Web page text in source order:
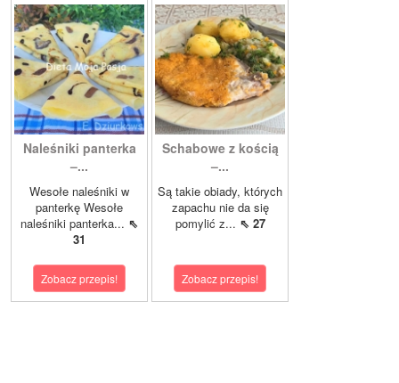
Naleśniki panterka
–...
Wesołe naleśniki w
panterkę Wesołe
naleśniki panterka... ⇖
31
Zobacz przepis!
Schabowe z kością
–...
Są takie obiady, których
zapachu nie da się
pomylić z... ⇖ 27
Zobacz przepis!